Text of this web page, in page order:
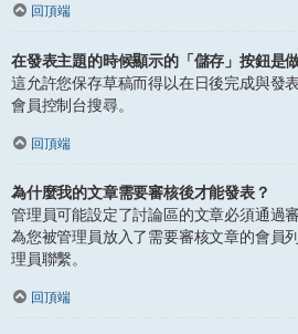
回頂端
在發表主題的時候顯示的「儲存」按鈕是
這允許您保存草稿而得以在日後完成與發
會員控制台搜尋。
回頂端
為什麼我的文章需要審核後才能發表？
管理員可能設定了討論區的文章必須通過
為您被管理員放入了需要審核文章的會員
理員聯繫。
回頂端